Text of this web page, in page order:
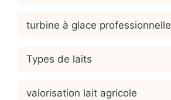
turbine à glace professionnelle
Types de laits
valorisation lait agricole